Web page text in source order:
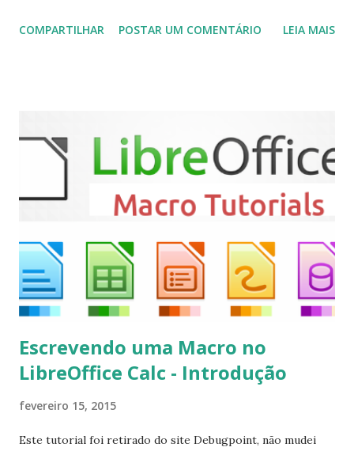
(personal video recorder). A versão final do Kodi 19.5
sudo apt-get install kodi Use o comando a seguir para
instalar codecs de áudio e outros complementos,
executando: $ sudo apt-get install --install-suggests
kodi Para remover, execute: $ sudo apt-get remove
COMPARTILHAR POSTAR UM COMENTÁRIO LEIA MAIS
Escrevendo uma Macro no
LibreOffice Calc - Introdução
fevereiro 15, 2015
Este tutorial foi retirado do site Debugpoint, não mudei